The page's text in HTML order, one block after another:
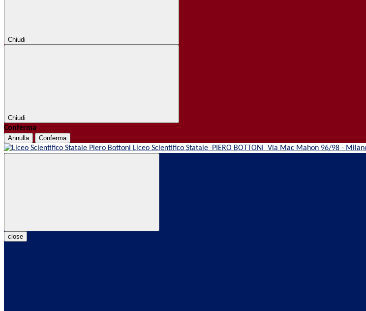
Chiudi
Chiudi
Conferma
Annulla Conferma
Liceo Scientifico Statale PIERO BOTTONI Via Mac Mahon 96/98 -
close